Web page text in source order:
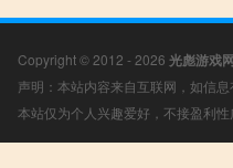
Copyright © 2012 - 2026 光彪游戏网
声明：本站内容来自互联网，如信
本站仅为个人兴趣爱好，不接盈利